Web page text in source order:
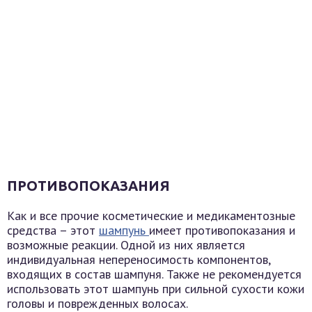
ПРОТИВОПОКАЗАНИЯ
Как и все прочие косметические и медикаментозные
средства – этот шампунь имеет противопоказания и
возможные реакции. Одной из них является
индивидуальная непереносимость компонентов,
входящих в состав шампуня. Также не рекомендуется
использовать этот шампунь при сильной сухости кожи
головы и поврежденных волосах.